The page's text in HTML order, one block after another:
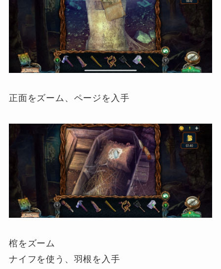
正面をズーム、ページを入手
棺をズーム
ナイフを使う、羽根を入手